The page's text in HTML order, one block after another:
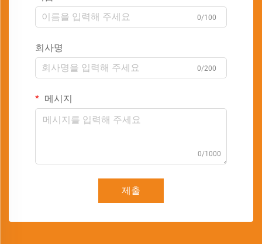
0/100
회사명
0/200
메시지
0/1000
제출